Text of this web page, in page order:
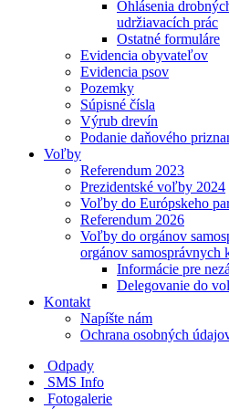
Ohlásenia
udržiavacích prác
Ostatné formuláre
Evidencia obyvateľov
Evidencia psov
Pozemky
Súpisné čísla
Výrub drevín
Podanie daňového
Voľby
Referendum 2023
Prezidentské voľby 2024
Voľby do Európskeho
Referendum 2026
Voľby do orgánov
orgánov samosprávnych
Informácie pre
Delegovanie do
Kontakt
Napíšte nám
Ochrana osobných
Odpady
SMS Info
Fotogalerie